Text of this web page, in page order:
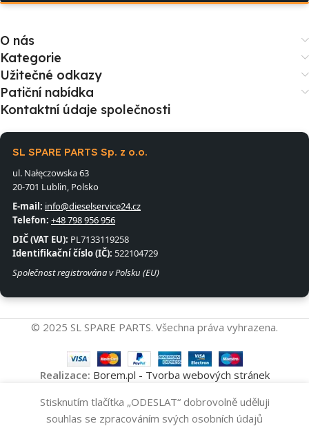
O nás
Kategorie
Užitečné odkazy
Patiční nabídka
Kontaktní údaje společnosti
SL SPARE PARTS Sp. z o.o.
ul. Nałęczowska 63
20-701 Lublin, Polsko
E-mail: info@dieselservice24.cz
Telefon: +48 798 956 956
DIČ (VAT EU): PL7133119258
Identifikační číslo (IČ): 522104729
Společnost registrována v Polsku (EU)
© 2025 SL SPARE PARTS. Všechna práva vyhrazena.
Realizace: Borem.pl - Tvorba webových stránek
Stisknutím tlačítka „ODESLAT“ dobrovolně uděluji
souhlas se zpracováním svých osobních údajů
Vysokotlakové
Čerpadlo
0445010706
11
Přidat Do